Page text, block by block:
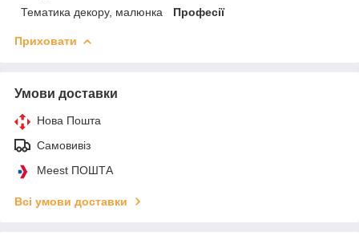
Тематика декору, малюнка Професії
Приховати
Умови доставки
Нова Пошта
Самовивіз
Meest ПОШТА
Всі умови доставки